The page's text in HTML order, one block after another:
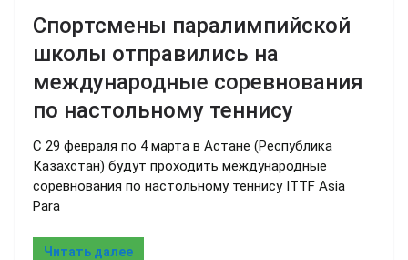
Спортсмены паралимпийской
школы отправились на
международные соревнования
по настольному теннису
С 29 февраля по 4 марта в Астане (Республика
Казахстан) будут проходить международные
соревнования по настольному теннису ITTF Asia
Para
Читать далее